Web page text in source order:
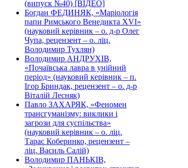
(випуск №40) [ВІДЕО]
Богдан ФЕДИНЯК, «Маріологія
папи Римського Венедикта XVI»
(науковий керівник – о. д-р Олег
Чупа, рецензент – о. ліц.
Володимир Тухлян)
Володимир АНДРУХІВ,
«Почаївська лавра в унійний
період» (науковий керівник – п.
Ігор Бриндак, рецензент – о. д-р
Віталій Лесняк)
Павло ЗАХАРЯК, «Феномен
трансгуманізму: виклики і
загрози для суспільства»
(науковий керівник – о. ліц.
Тарас Коберинко, рецензент –
ліц. Василь Салій)
Володимир ПАНЬКІВ,